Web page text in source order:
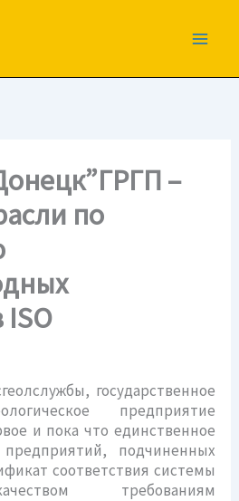
–
по
ISO
государственное
предприятие
и пока что единственное
подчиненных
соответствия системы
требованиям